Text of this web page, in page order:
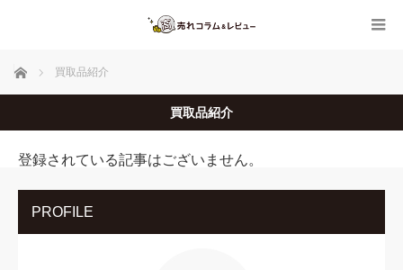
ホーム 買取品紹介
買取品紹介
登録されている記事はございません。
PROFILE